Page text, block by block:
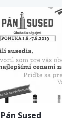
Pán Sused